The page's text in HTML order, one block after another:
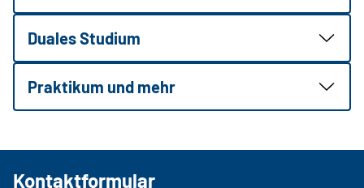
Duales Studium
Praktikum und mehr
Kontaktformular